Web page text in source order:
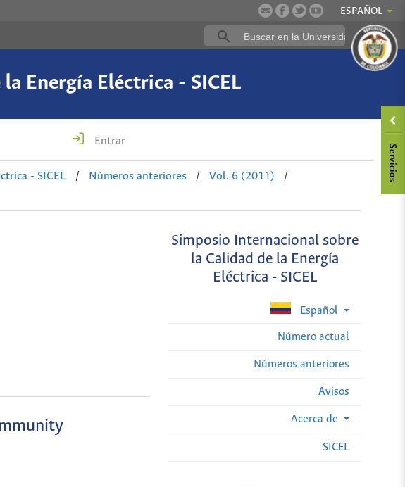
ESPAÑOL
Energía Eléctrica - SICEL
Entrar
- SICEL / Números anteriores / Vol. 6 (2011)
/
Simposio Internacional sobre
la Calidad de la Energía
Eléctrica - SICEL
Español
Número actual
Números anteriores
Avisos
Acerca de
SICEL